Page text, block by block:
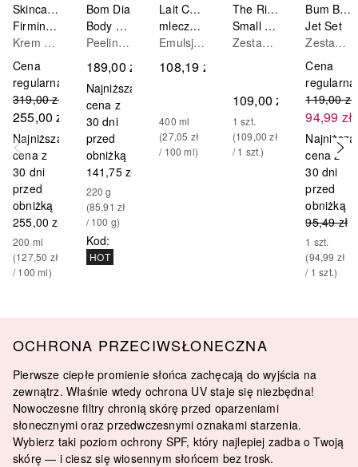
Skincare & Suncare
Firming Body Cream Ujędrniający krem do ciała
Krem do ciała
Cena
regularna
319,00 zł
255,00 zł
Najniższa
cena z
30 dni
przed
obniżką
255,00 zł
200 ml
(127,50 zł
/ 100 ml)
Bom Dia
Body Scrub
Peeling do ciała
189,00 zł
Najniższa
cena z
30 dni
przed
obniżką
141,75 zł
220 g
(85,91 zł
/ 100 g)
Kod:
HOT
Lait Corporel
mleczko do ciała
Emulsja do ciała
108,19 zł
400 ml
(27,05 zł
/ 100 ml)
The Ritual of Sakura
Small Gift Set
Zestaw do pielęgnacji ciała
109,00 zł
1 szt.
(109,00 zł
/ 1 szt.)
Bum Bum
Jet Set
Zestaw do pielęgnacji ciała
Cena
regularna
119,00 zł
94,99 zł
Najniższa
cena z
30 dni
przed
obniżką
95,49 zł
1 szt.
(94,99 zł
/ 1 szt.)
OCHRONA PRZECIWSŁONECZNA
Pierwsze ciepłe promienie słońca zachęcają do wyjścia na
zewnątrz. Właśnie wtedy ochrona UV staje się niezbędna!
Nowoczesne filtry chronią skórę przed oparzeniami
słonecznymi oraz przedwczesnymi oznakami starzenia.
Wybierz taki poziom ochrony SPF, który najlepiej zadba o Twoją
skórę — i ciesz się wiosennym słońcem bez trosk.